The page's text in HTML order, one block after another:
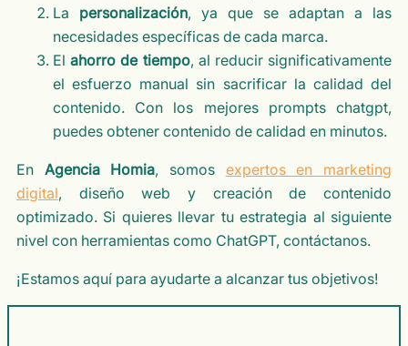
La personalización, ya que se adaptan a las
necesidades específicas de cada marca.
Elahorro de tiempo, al reducir significativamente
el esfuerzo manual sin sacrificar la calidad del
contenido. Con los mejores prompts chatgpt,
puedes obtener contenido de calidad en minutos.
En Agencia Homia, somos expertos en marketing
digital, diseño web y creación de contenido
optimizado. Si quieres llevar tu estrategia al siguiente
nivel con herramientas como ChatGPT, contáctanos.
¡Estamos aquí para ayudarte a alcanzar tus objetivos!